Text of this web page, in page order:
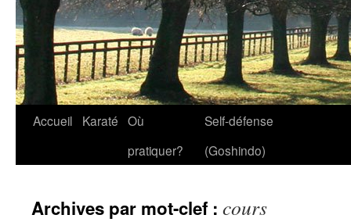
Accueil Karaté Où
pratiquer?
Self-défense
(Goshindo)
Archives par mot-clef : cours